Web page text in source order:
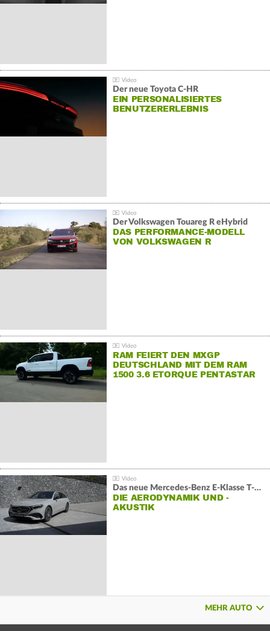
Der neue Toyota C-HR
EIN PERSONALISIERTES
BENUTZERERLEBNIS
Der Volkswagen Touareg R eHybrid
DAS PERFORMANCE-MODELL
VON VOLKSWAGEN R
RAM FEIERT DEN MXGP
DEUTSCHLAND MIT DEM RAM
1500 3.6 ETORQUE PENTASTAR
Das neue Mercedes-Benz E-Klasse T-Modell
DIE AERODYNAMIK UND -
AKUSTIK
MEHR AUTO